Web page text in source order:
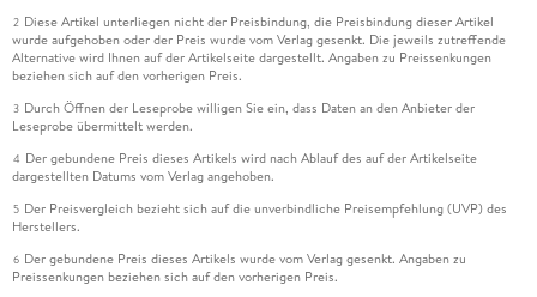
2 Diese Artikel unterliegen nicht der Preisbindung, die Preisbindung dieser Artikel
wurde aufgehoben oder der Preis wurde vom Verlag gesenkt. Die jeweils zutreffende
Alternative wird Ihnen auf der Artikelseite dargestellt. Angaben zu Preissenkungen
beziehen sich auf den vorherigen Preis.
3 Durch Öffnen der Leseprobe willigen Sie ein, dass Daten an den Anbieter der
Leseprobe übermittelt werden.
4 Der gebundene Preis dieses Artikels wird nach Ablauf des auf der Artikelseite
dargestellten Datums vom Verlag angehoben.
5 Der Preisvergleich bezieht sich auf die unverbindliche Preisempfehlung (UVP) des
Herstellers.
6 Der gebundene Preis dieses Artikels wurde vom Verlag gesenkt. Angaben zu
Preissenkungen beziehen sich auf den vorherigen Preis.